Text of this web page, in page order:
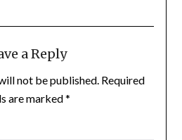
a Reply
not be published. Required
are marked*